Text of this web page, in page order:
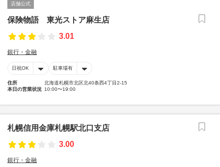
店舗公式
保険物語 東光ストア麻生店
3.01
銀行・金融
日祝OK 駐車場有
住所
北海道札幌市北区北40条西4丁目2-15
本日の営業状況 10:00〜19:00
札幌信用金庫札幌駅北口支店
3.00
銀行・金融